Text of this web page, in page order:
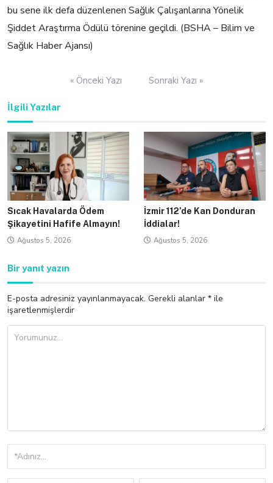
bu sene ilk defa düzenlenen Sağlık Çalışanlarına Yönelik
Şiddet Araştırma Ödülü törenine geçildi. (BSHA – Bilim ve
Sağlık Haber Ajansı)
« Önceki Yazı Sonraki Yazı »
İlgili Yazılar
Sıcak Havalarda Ödem
Şikayetini Hafife Almayın!
Ağustos 5, 2026
İzmir 112’de Kan Donduran
İddialar!
Ağustos 5, 2026
Bir yanıt yazın
E-posta adresiniz yayınlanmayacak. Gerekli alanlar * ile
işaretlenmişlerdir